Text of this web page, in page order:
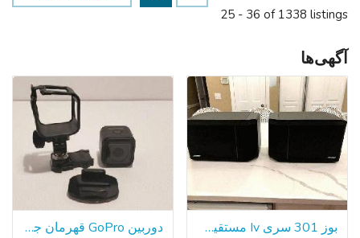
25 - 36 of 1338 listings
آگهی‌ها
بوز 301 سری Iv مستقیم منعکس بلندگو قفسه کتاب سیاه و سفید دوربین GoPro قهرمان جلسه 4